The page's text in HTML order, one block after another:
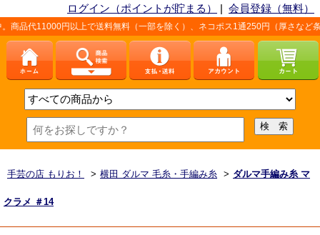
ログイン（ポイントが貯まる） | 会員登録（無料）
以上で送料無料（一部を除く）、ネコポス1通250円（厚さなど条件あり）。
手芸の店 もりお！ > 横田 ダルマ 毛糸・手編み糸 > ダルマ手編み糸 マ
クラメ ＃14